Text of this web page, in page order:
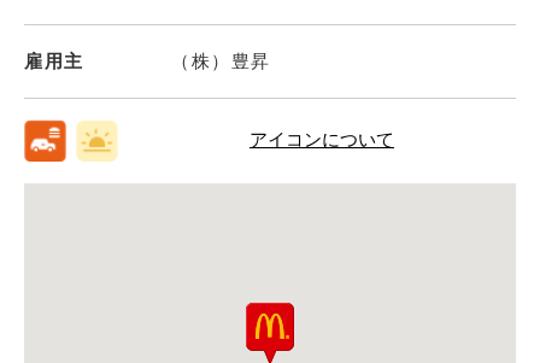
雇用主 （株）豊昇
アイコンについて